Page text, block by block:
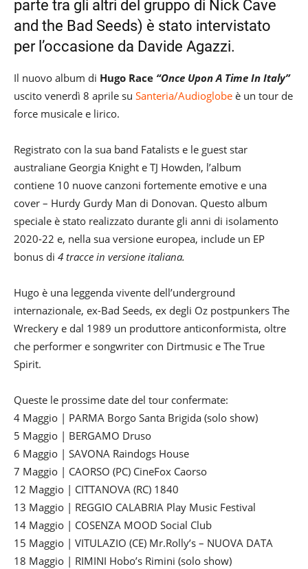
parte tra gli altri del gruppo di Nick Cave
and the Bad Seeds) è stato intervistato
per l’occasione da Davide Agazzi.
Il nuovo album di Hugo Race “Once Upon A Time In Italy”
uscito venerdì 8 aprile su Santeria/Audioglobe è un tour de
force musicale e lirico.
Registrato con la sua band Fatalists e le guest star
australiane Georgia Knight e TJ Howden, l’album
contiene 10 nuove canzoni fortemente emotive e una
cover – Hurdy Gurdy Man di Donovan. Questo album
speciale è stato realizzato durante gli anni di isolamento
2020-22 e, nella sua versione europea, include un EP
bonus di 4 tracce in versione italiana.
Hugo è una leggenda vivente dell’underground
internazionale, ex-Bad Seeds, ex degli Oz postpunkers The
Wreckery e dal 1989 un produttore anticonformista, oltre
che performer e songwriter con Dirtmusic e The True
Spirit.
Queste le prossime date del tour confermate:
4 Maggio | PARMA Borgo Santa Brigida (solo show)
5 Maggio | BERGAMO Druso
6 Maggio | SAVONA Raindogs House
7 Maggio | CAORSO (PC) CineFox Caorso
12 Maggio | CITTANOVA (RC) 1840
13 Maggio | REGGIO CALABRIA Play Music Festival
14 Maggio | COSENZA MOOD Social Club
15 Maggio | VITULAZIO (CE) Mr.Rolly’s – NUOVA DATA
18 Maggio | RIMINI Hobo’s Rimini (solo show)